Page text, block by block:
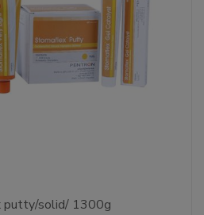
putty/solid/ 1300g